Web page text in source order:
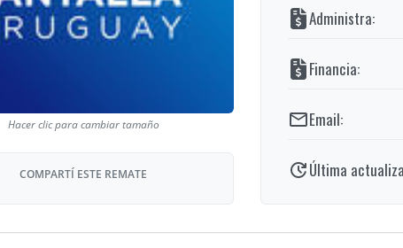
COMPARTÍ ESTE REMATE